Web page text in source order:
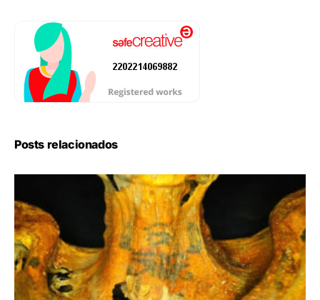
Posts relacionados